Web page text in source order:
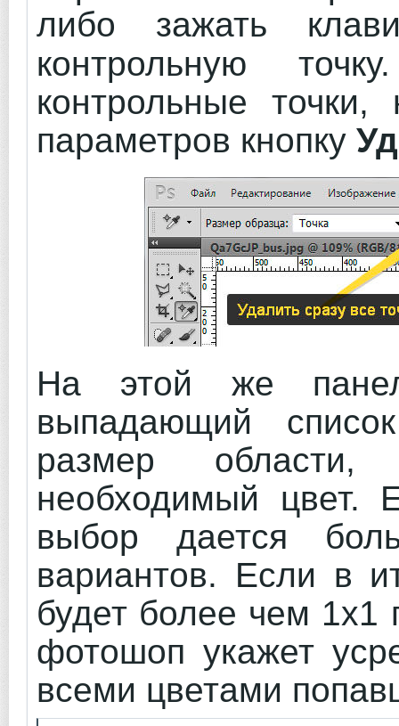
либо зажать
контрольную
контрольные
параметров кнопку
На этой же
выпадающий
размер
необходимый цвет.
выбор дается
вариантов. Если в
будет более чем 1х1
фотошоп укажет
всеми цветами